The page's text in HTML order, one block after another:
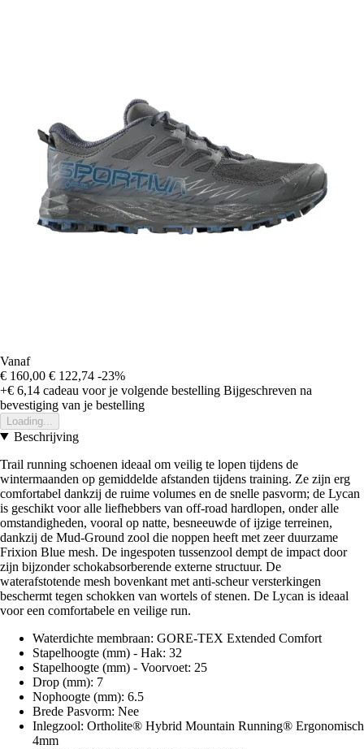
Vanaf
€ 160,00 € 122,74 -23%
+€ 6,14 cadeau voor je volgende bestelling Bijgeschreven na
bevestiging van je bestelling
Loading...
Beschrijving
Trail running schoenen ideaal om veilig te lopen tijdens de
wintermaanden op gemiddelde afstanden tijdens training. Ze zijn erg
comfortabel dankzij de ruime volumes en de snelle pasvorm; de Lycan
is geschikt voor alle liefhebbers van off-road hardlopen, onder alle
omstandigheden, vooral op natte, besneeuwde of ijzige terreinen,
dankzij de Mud-Ground zool die noppen heeft met zeer duurzame
Frixion Blue mesh. De ingespoten tussenzool dempt de impact door
zijn bijzonder schokabsorberende externe structuur. De
waterafstotende mesh bovenkant met anti-scheur versterkingen
beschermt tegen schokken van wortels of stenen. De Lycan is ideaal
voor een comfortabele en veilige run.
Waterdichte membraan: GORE-TEX Extended Comfort
Stapelhoogte (mm) - Hak: 32
Stapelhoogte (mm) - Voorvoet: 25
Drop (mm): 7
Nophoogte (mm): 6.5
Brede Pasvorm: Nee
Inlegzool: Ortholite® Hybrid Mountain Running® Ergonomisch
4mm